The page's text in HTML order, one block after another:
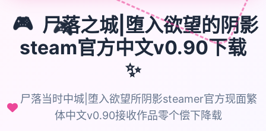
🎮
🎮 尸落之城|堕入欲望的阴影
steam官方中文v0.90下载
✨
尸落当时中城|堕入欲望所阴影steamer官方现面繁
体中文v0.90接收作品零个偿下降载